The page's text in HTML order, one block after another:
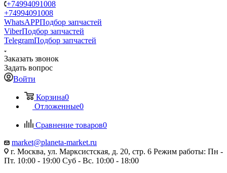
+74994091008
+74994091008
WhatsAPPПодбор запчастей
ViberПодбор запчастей
TelegramПодбор запчастей
Заказать звонок
Задать вопрос
Войти
Корзина0
Отложенные0
Сравнение товаров0
market@planeta-market.ru
г. Москва, ул. Марксистская, д. 20, стр. 6 Режим работы: Пн -
Пт. 10:00 - 19:00 Суб - Вс. 10:00 - 18:00